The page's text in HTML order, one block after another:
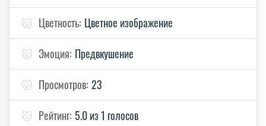
🐱 Цветность: Цветное изображение
🐱 Эмоция: Предвкушение
🐱 Просмотров: 23
🐱 Рейтинг: 5.0 из 1 голосов